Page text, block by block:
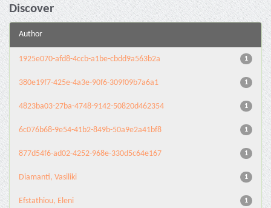
Discover
Author
1
1925e070-afd8-4ccb-a1be-cbdd9a563b2a
1
380e19f7-425e-4a3e-90f6-309f09b7a6a1
1
4823ba03-27ba-4748-9142-50820d462354
1
6c076b68-9e54-41b2-849b-50a9e2a41bf8
1
877d54f6-ad02-4252-968e-330d5c64e167
1
Diamanti, Vasiliki
1
Efstathiou, Eleni